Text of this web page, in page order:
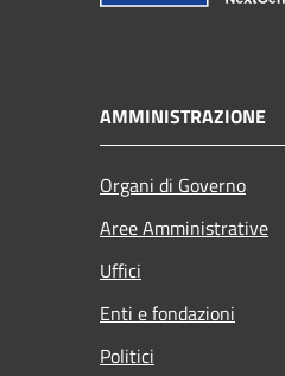
AMMINISTRAZIONE
Organi di Governo
Aree Amministrative
Uffici
Enti e fondazioni
Politici